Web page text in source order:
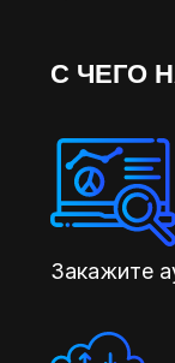
С ЧЕГО
Закажите